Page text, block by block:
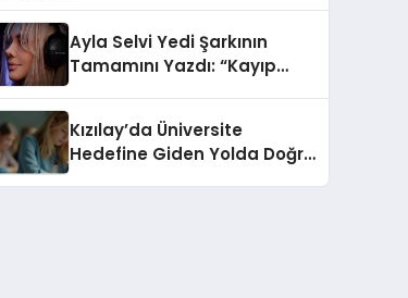
Ayla Selvi Yedi Şarkının
Tamamını Yazdı: “Kayıp
Kızılay’da Üniversite
Hedefine Giden Yolda Doğru